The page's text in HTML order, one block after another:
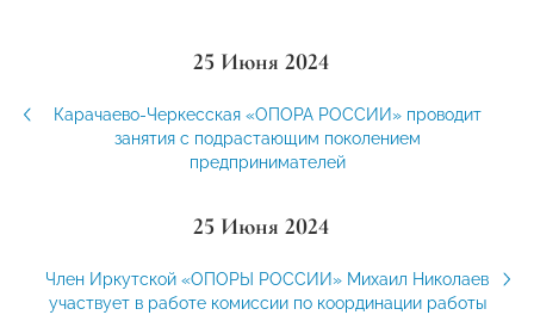
25 Июня 2024
Карачаево-Черкесская «ОПОРА РОССИИ» проводит
занятия с подрастающим поколением
предпринимателей
25 Июня 2024
Член Иркутской «ОПОРЫ РОССИИ» Михаил Николаев
участвует в работе комиссии по координации работы